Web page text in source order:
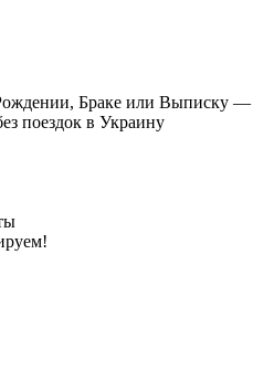
Браке или Выписку —
поездок в Украину